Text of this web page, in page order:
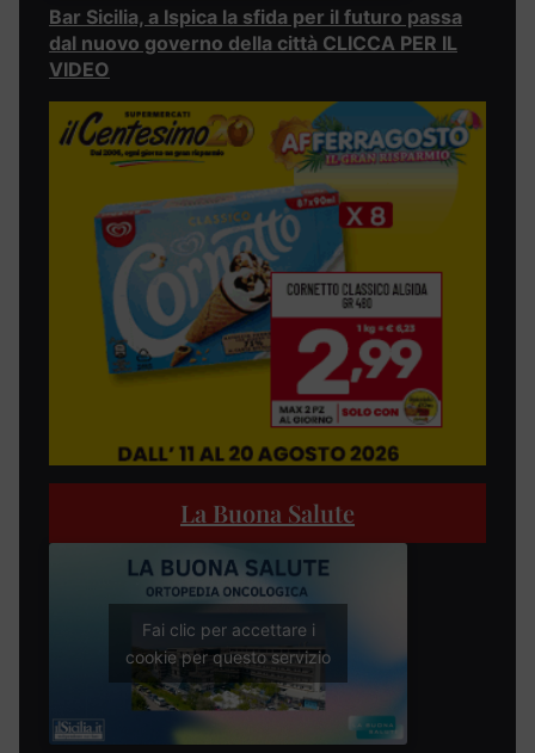
Bar Sicilia, a Ispica la sfida per il futuro passa
dal nuovo governo della città CLICCA PER IL
VIDEO
La Buona Salute
Fai clic per accettare i
cookie per questo servizio